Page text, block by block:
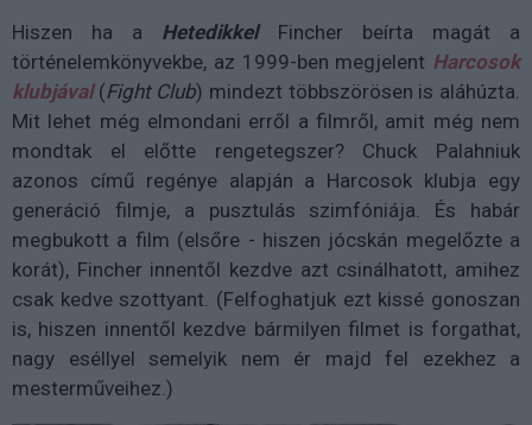
Hiszen ha a Hetedikkel
Fincher beírta magát a
történelemkönyvekbe, az 1999-ben megjelent Harcosok
klubjával(Fight Club) mindezt többszörösen is aláhúzta.
Mit lehet még elmondani erről a filmről, amit még nem
mondtak el előtte rengetegszer? Chuck Palahniuk
azonos című regénye alapján a Harcosok klubja egy
generáció filmje, a pusztulás szimfóniája. És habár
megbukott a film (elsőre - hiszen jócskán megelőzte a
korát), Fincher innentől kezdve azt csinálhatott, amihez
csak kedve szottyant. (Felfoghatjuk ezt kissé gonoszan
is, hiszen innentől kezdve bármilyen filmet is forgathat,
nagy eséllyel semelyik nem ér majd fel ezekhez a
mesterműveihez.)